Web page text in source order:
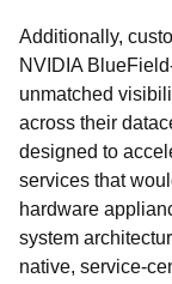
Additionally,
NVIDIA
unmatched
across their
designed to
services that
hardware
system
native, service-